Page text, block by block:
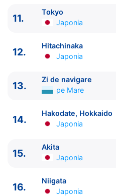
Hakodate, Hokkaido
15.
Akita Japonia
07:00
17.
Kanazawa Japonia
Sakaiminato Japonia
20.
Nagasaki Japonia
Miyazaki Japonia
23.
Wakayama Japonia
Tokyo Japonia
11.
Tokyo
Japonia
12.
Hitachinaka
Japonia
13.
Zi de navigare
pe Mare
14.
Hakodate, Hokkaido
Japonia
15.
Akita
Japonia
16.
Niigata
Japonia